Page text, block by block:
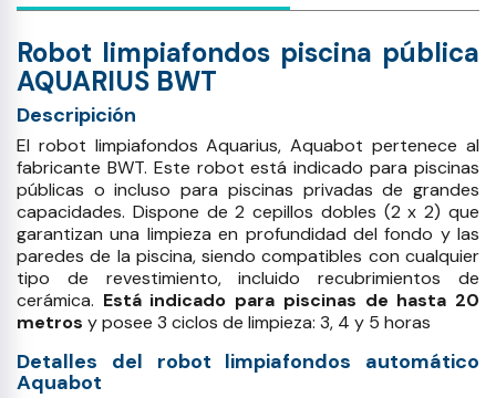
Robot limpiafondos piscina pública
AQUARIUS BWT
Descripición
El robot limpiafondos Aquarius, Aquabot pertenece al
fabricante BWT. Este robot está indicado para piscinas
públicas o incluso para piscinas privadas de grandes
capacidades. Dispone de 2 cepillos dobles (2 x 2) que
garantizan una limpieza en profundidad del fondo y las
paredes de la piscina, siendo compatibles con cualquier
tipo de revestimiento, incluido recubrimientos de
cerámica. Está indicado para piscinas de hasta 20
metros y posee 3 ciclos de limpieza: 3, 4 y 5 horas
Detalles del robot limpiafondos automático
Aquabot